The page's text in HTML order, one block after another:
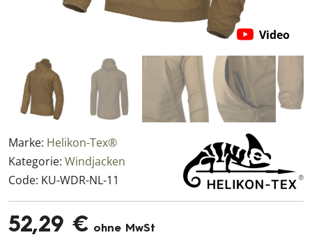
Video
Marke: Helikon-Tex®
Kategorie: Windjacken
Code: KU-WDR-NL-11
52,29 € ohne MwSt